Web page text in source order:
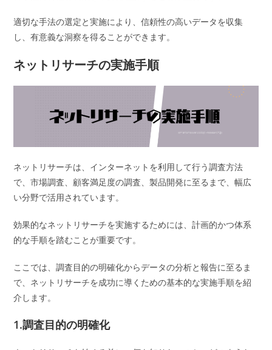
適切な手法の選定と実施により、信頼性の高いデータを収集
し、有意義な洞察を得ることができます。
ネットリサーチの実施手順
ネットリサーチは、インターネットを利用して行う調査方法
で、市場調査、顧客満足度の調査、製品開発に至るまで、幅広
い分野で活用されています。
効果的なネットリサーチを実施するためには、計画的かつ体系
的な手順を踏むことが重要です。
ここでは、調査目的の明確化からデータの分析と報告に至るま
で、ネットリサーチを成功に導くための基本的な実施手順を紹
介します。
1.調査目的の明確化